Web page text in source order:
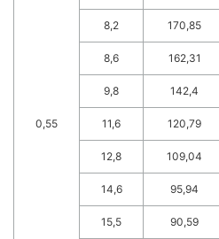
0,55
8,2 170,85
8,6 162,31
9,8 142,4
11,6 120,79
12,8 109,04
14,6 95,94
15,5 90,59